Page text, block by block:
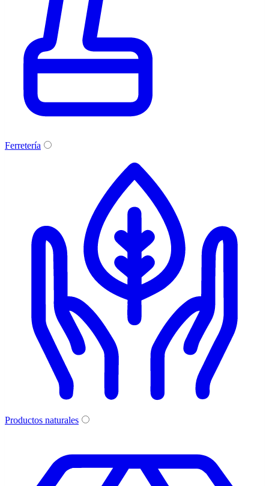
Ferretería
Productos naturales